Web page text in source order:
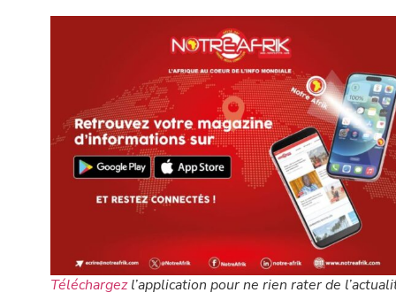
Téléchargezl’application pour ne rien rater de